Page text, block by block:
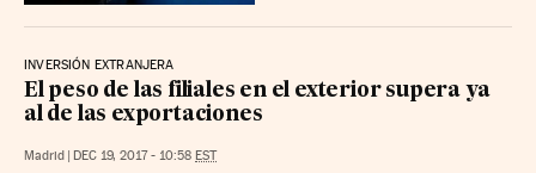
INVERSIÓN EXTRANJERA
El peso de las filiales en el exterior supera ya
al de las exportaciones
Madrid DEC 19, 2017 - 10:58 EST